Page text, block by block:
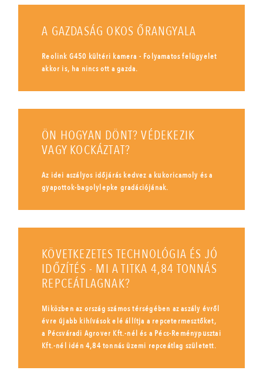
A GAZDASÁG OKOS ŐRANGYALA
Reolink G450 kültéri kamera - Folyamatos felügyelet
akkor is, ha nincs ott a gazda.
ÖN HOGYAN DÖNT? VÉDEKEZIK
VAGY KOCKÁZTAT?
Az idei aszályos időjárás kedvez a kukoricamoly és a
gyapottok-bagolylepke gradációjának.
KÖVETKEZETES TECHNOLÓGIA ÉS JÓ
IDŐZÍTÉS - MI A TITKA 4,84 TONNÁS
REPCEÁTLAGNAK?
Miközben az ország számos térségében az aszály évről
évre újabb kihívások elé állítja a repcetermesztőket,
a Pécsváradi Agrover Kft.-nél és a Pécs-Reménypusztai
Kft.-nél idén 4,84 tonnás üzemi repceátlag született.